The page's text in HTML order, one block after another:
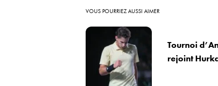
VOUS POURRIEZ AUSSI AIMER
Tournoi
rejoint